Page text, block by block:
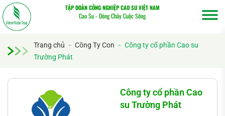
TẬP ĐOÀN CÔNG NGHIỆP CAO SU VIỆT NAM
Cao Su - Dòng Chảy Cuộc Sống
Trang chủ - Công Ty Con - Công ty cổ phần Cao su
Trường Phát
Công ty cổ phần Cao
su Trường Phát
kiếm...